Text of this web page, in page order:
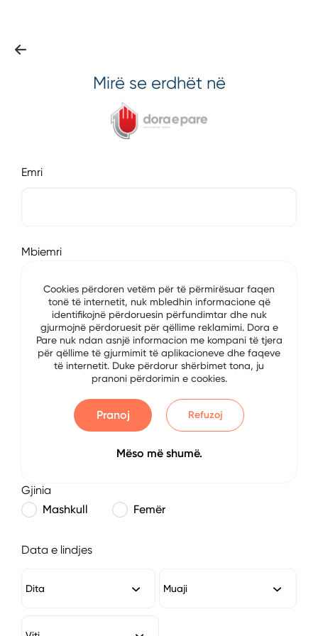
Mirë se erdhët në
Emri
Mbiemri
E-mail
Numri i Telefonit
Gjinia
Mashkull
Femër
Data e lindjes
Dita Muaji
Cookies përdoren vetëm për të përmirësuar faqen
tonë të internetit, nuk mbledhin informacione që
identifikojnë përdoruesin përfundimtar dhe nuk
gjurmojnë përdoruesit për qëllime reklamimi. Dora e
Pare nuk ndan asnjë informacion me kompani të tjera
për qëllime të gjurmimit të aplikacioneve dhe faqeve
të internetit. Duke përdorur shërbimet tona, ju
pranoni përdorimin e cookies.
Pranoj Refuzoj
Mëso më shumë.